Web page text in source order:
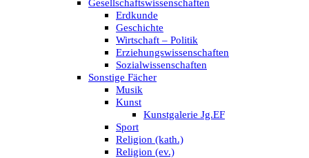
Gesellschaftswissenschaften
Erdkunde
Geschichte
Wirtschaft – Politik
Erziehungswissenschaften
Sozialwissenschaften
Sonstige Fächer
Musik
Kunst
Kunstgalerie Jg.EF
Sport
Religion (kath.)
Religion (ev.)